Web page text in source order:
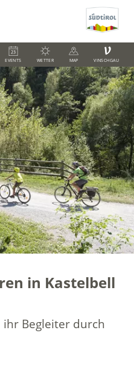
EVENTS WETTER MAP
V
VINSCHGAU
in Kastelbell
ihr Begleiter durch